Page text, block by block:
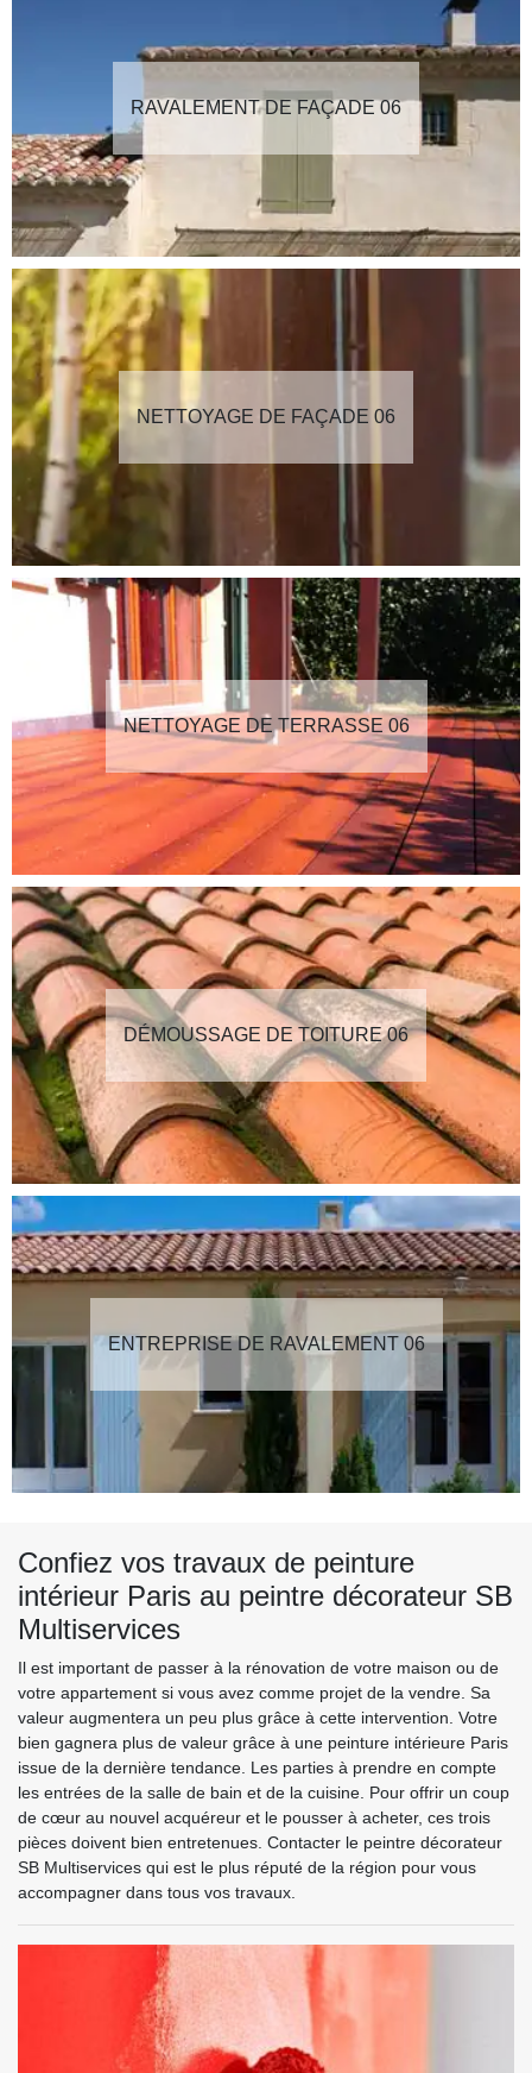
RAVALEMENT DE FAÇADE 06
NETTOYAGE DE FAÇADE 06
NETTOYAGE DE TERRASSE 06
DÉMOUSSAGE DE TOITURE 06
ENTREPRISE DE RAVALEMENT 06
Confiez vos travaux de peinture
intérieur Paris au peintre décorateur SB
Multiservices
Il est important de passer à la rénovation de votre maison ou de
votre appartement si vous avez comme projet de la vendre. Sa
valeur augmentera un peu plus grâce à cette intervention. Votre
bien gagnera plus de valeur grâce à une peinture intérieure Paris
issue de la dernière tendance. Les parties à prendre en compte
les entrées de la salle de bain et de la cuisine. Pour offrir un coup
de cœur au nouvel acquéreur et le pousser à acheter, ces trois
pièces doivent bien entretenues. Contacter le peintre décorateur
SB Multiservices qui est le plus réputé de la région pour vous
accompagner dans tous vos travaux.